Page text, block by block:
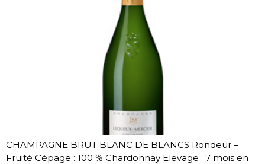
CHAMPAGNE BRUT BLANC DE BLANCS Rondeur –
Fruité Cépage : 100 % Chardonnay Elevage : 7 mois en